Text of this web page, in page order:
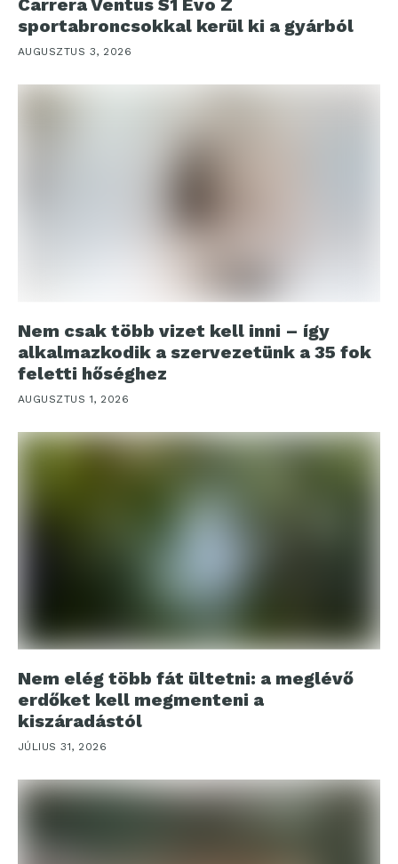
Carrera Ventus S1 Evo Z
sportabroncsokkal kerül ki a gyárból
AUGUSZTUS 3, 2026
Nem csak több vizet kell inni – így
alkalmazkodik a szervezetünk a 35 fok
feletti hőséghez
AUGUSZTUS 1, 2026
Nem elég több fát ültetni: a meglévő
erdőket kell megmenteni a
kiszáradástól
JÚLIUS 31, 2026